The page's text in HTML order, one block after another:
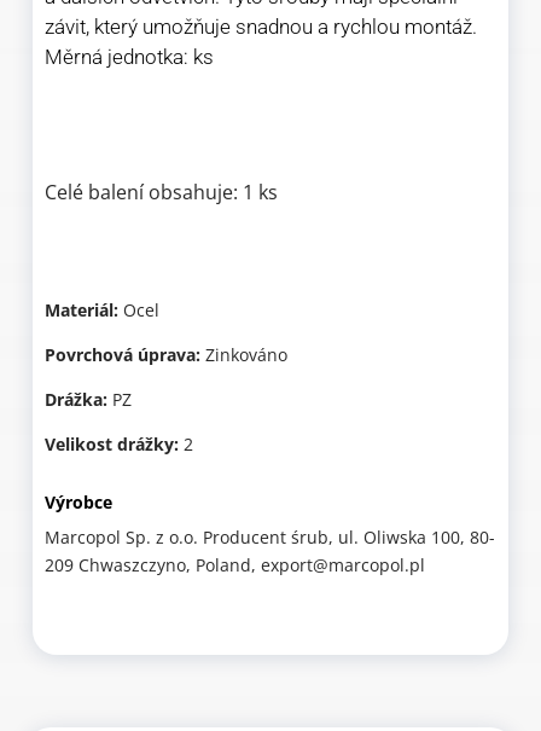
závit, který umožňuje snadnou a rychlou montáž.
Měrná jednotka: ks
Celé balení obsahuje: 1 ks
Materiál: Ocel
Povrchová úprava: Zinkováno
Drážka: PZ
Velikost drážky: 2
Výrobce
Marcopol Sp. z o.o. Producent śrub, ul. Oliwska 100, 80-
209 Chwaszczyno, Poland, export@marcopol.pl